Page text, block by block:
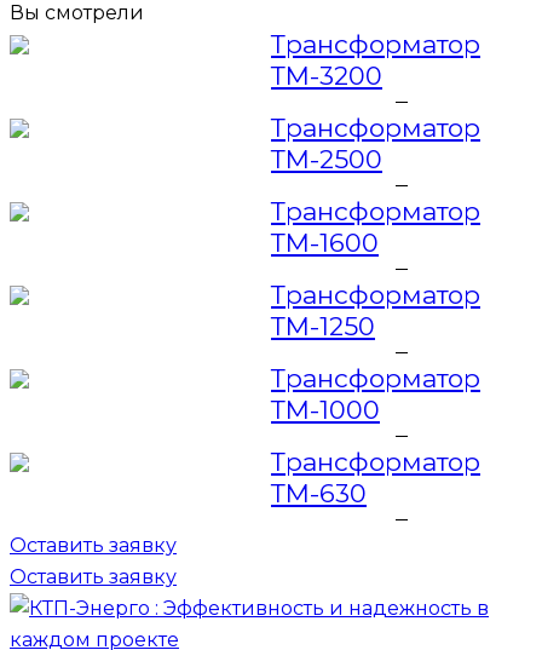
Вы смотрели
Трансформатор
ТМ-3200
Трансформатор
ТМ-2500
Трансформатор
ТМ-1600
Трансформатор
ТМ-1250
Трансформатор
ТМ-1000
Трансформатор
ТМ-630
Оставить заявку
Оставить заявку